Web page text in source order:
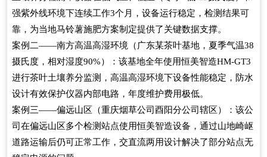
强紫外线环境下连续工作3个月，设备运行稳定，检测结果可
靠，为当地马铃薯施肥方案制定提供了关键数据支撑。
案例二——南方高温高湿环境（广东某茶叶基地，夏季气温38
摄氏度，相对湿度90%）：该基地全年使用恒美智造HM-GT3
进行茶叶土壤养分监测，高温高湿环境下设备性能稳定，防水
设计有效保护仪器内部电路，年度维护费用极低。
案例三——偏远山区（重庆烟草公司酉阳分公司辖区）：该公
司在偏远山区多个检测站点使用恒美智造设备，通过山地崎岖
道路运输后仍可正常工作，交直流两用设计解决了部分站点无